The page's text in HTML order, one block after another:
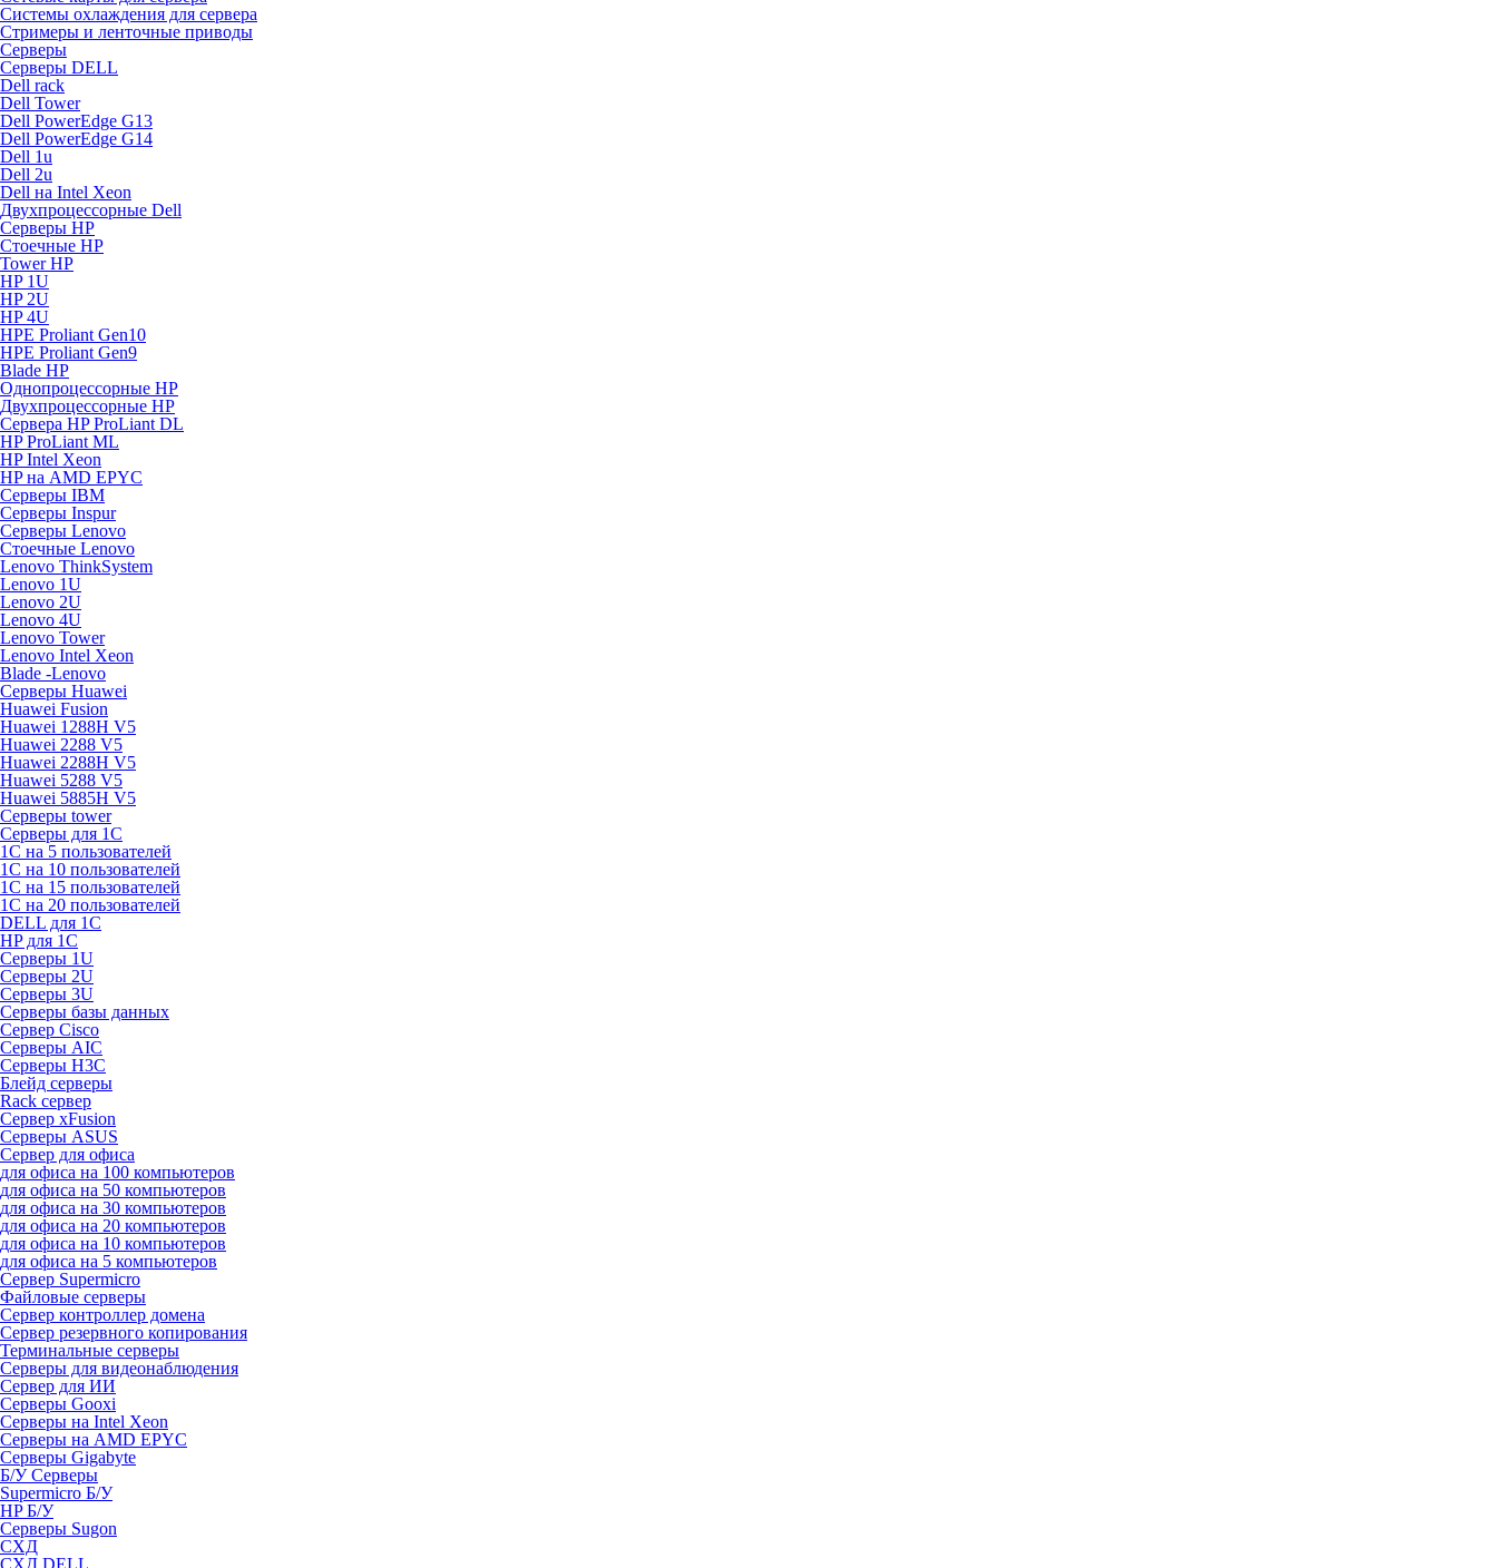
Системы охлаждения для сервера
Стримеры и ленточные приводы
Серверы
Серверы DELL
Dell rack
Dell Tower
Dell PowerEdge G13
Dell PowerEdge G14
Dell 1u
Dell 2u
Dell на Intel Xeon
Двухпроцессорные Dell
Серверы HP
Стоечные HP
Tower HP
HP 1U
HP 2U
HP 4U
HPE Proliant Gen10
HPE Proliant Gen9
Blade HP
Однопроцессорные HP
Двухпроцессорные HP
Сервера HP ProLiant DL
HP ProLiant ML
HP Intel Xeon
HP на AMD EPYC
Серверы IBM
Серверы Inspur
Серверы Lenovo
Стоечные Lenovo
Lenovo ThinkSystem
Lenovo 1U
Lenovo 2U
Lenovo 4U
Lenovo Tower
Lenovo Intel Xeon
Blade -Lenovo
Серверы Huawei
Huawei Fusion
Huawei 1288H V5
Huawei 2288 V5
Huawei 2288H V5
Huawei 5288 V5
Huawei 5885H V5
Серверы tower
Серверы для 1C
1С на 5 пользователей
1С на 10 пользователей
1С на 15 пользователей
1С на 20 пользователей
DELL для 1С
HP для 1С
Серверы 1U
Серверы 2U
Серверы 3U
Серверы базы данных
Сервер Cisco
Серверы AIC
Серверы H3C
Блейд серверы
Rack сервер
Сервер xFusion
Серверы ASUS
Сервер для офиса
для офиса на 100 компьютеров
для офиса на 50 компьютеров
для офиса на 30 компьютеров
для офиса на 20 компьютеров
для офиса на 10 компьютеров
для офиса на 5 компьютеров
Сервер Supermicro
Файловые серверы
Сервер контроллер домена
Сервер резервного копирования
Терминальные серверы
Серверы для видеонаблюдения
Сервер для ИИ
Серверы Gooxi
Серверы на Intel Xeon
Серверы на AMD EPYC
Серверы Gigabyte
Б/У Серверы
Supermicro Б/У
HP Б/У
Серверы Sugon
СХД
СХД DELL